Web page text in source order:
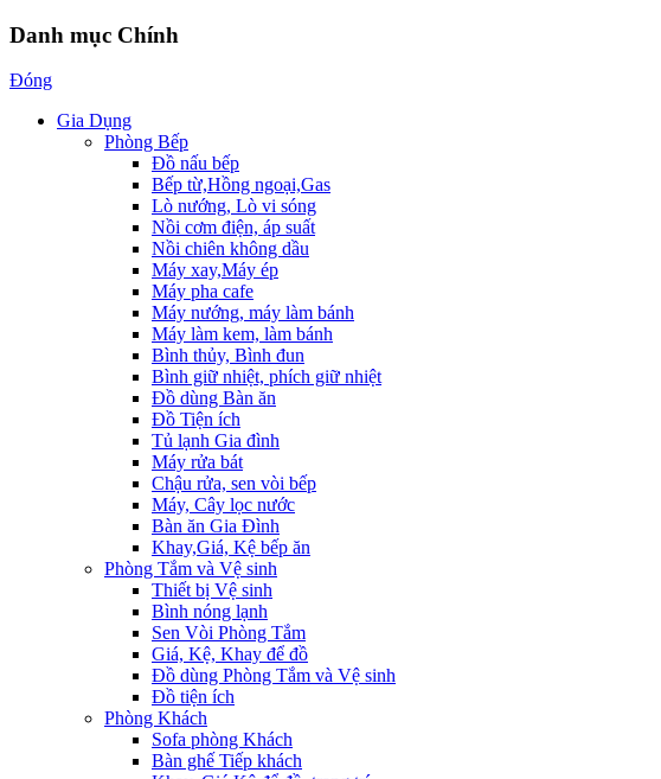
Danh mục Chính
Đóng
Gia Dụng
Phòng Bếp
Đồ nấu bếp
Bếp từ,Hồng ngoại,Gas
Lò nướng, Lò vi sóng
Nồi cơm điện, áp suất
Nồi chiên không dầu
Máy xay,Máy ép
Máy pha cafe
Máy nướng, máy làm bánh
Máy làm kem, làm bánh
Bình thủy, Bình đun
Bình giữ nhiệt, phích giữ nhiệt
Đồ dùng Bàn ăn
Đồ Tiện ích
Tủ lạnh Gia đình
Máy rửa bát
Chậu rửa, sen vòi bếp
Máy, Cây lọc nước
Bàn ăn Gia Đình
Khay,Giá, Kệ bếp ăn
Phòng Tắm và Vệ sinh
Thiết bị Vệ sinh
Bình nóng lạnh
Sen Vòi Phòng Tắm
Giá, Kệ, Khay để đồ
Đồ dùng Phòng Tắm và Vệ sinh
Đồ tiện ích
Phòng Khách
Sofa phòng Khách
Bàn ghế Tiếp khách